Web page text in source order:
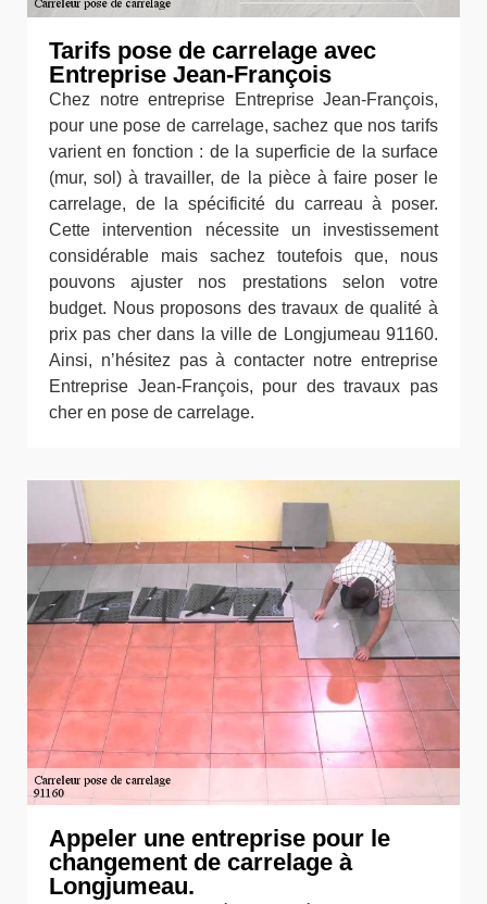
Tarifs pose de carrelage avec
Entreprise Jean-François
Chez notre entreprise Entreprise Jean-François,
pour une pose de carrelage, sachez que nos tarifs
varient en fonction : de la superficie de la surface
(mur, sol) à travailler, de la pièce à faire poser le
carrelage, de la spécificité du carreau à poser.
Cette intervention nécessite un investissement
considérable mais sachez toutefois que, nous
pouvons ajuster nos prestations selon votre
budget. Nous proposons des travaux de qualité à
prix pas cher dans la ville de Longjumeau 91160.
Ainsi, n’hésitez pas à contacter notre entreprise
Entreprise Jean-François, pour des travaux pas
cher en pose de carrelage.
Appeler une entreprise pour le
changement de carrelage à
Longjumeau.